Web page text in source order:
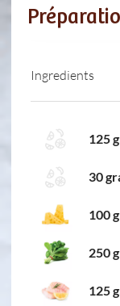
Ingredients
125
30
100
250
125